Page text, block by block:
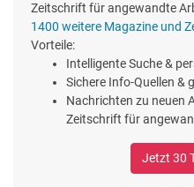
Zeitschrift für angewandte
1400 weitere Magazine und
Vorteile:
Intelligente Suche &
Sichere Info-Quellen &
Nachrichten zu neuen
Zeitschrift für
Jetzt 30